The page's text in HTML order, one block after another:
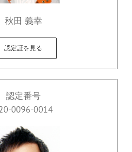
秋田 義幸
認定証を見る
認定番号
0096-0014